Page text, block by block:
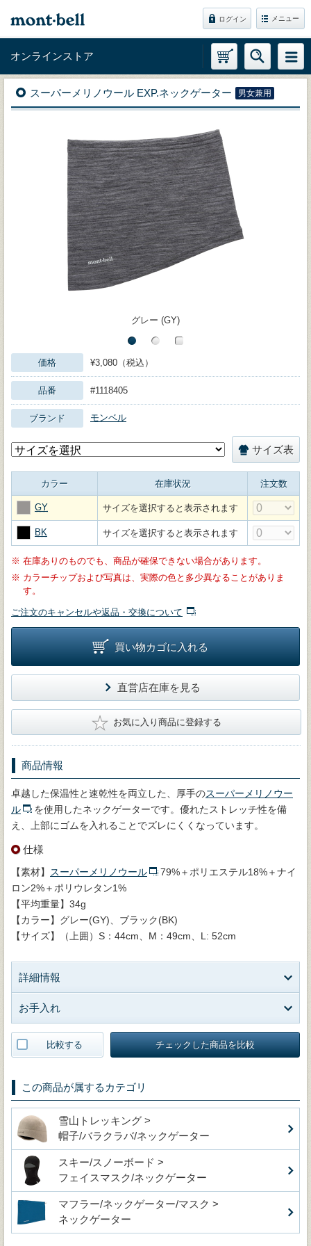
ログイン メニュー
オンラインストア
スーパーメリノウール EXP.ネックゲーター 男女兼用
グレー (GY)
価格 ¥3,080（税込）
品番 #1118405
ブランド モンベル
サイズ表
カラー 在庫状況 注文数
GY サイズを選択すると表示されます
BK サイズを選択すると表示されます
※ 在庫ありのものでも、商品が確保できない場合があります。
※ カラーチップおよび写真は、実際の色と多少異なることがありま
す。
ご注文のキャンセルや返品・交換について
買い物カゴに入れる
直営店在庫を見る
★ お気に入り商品に登録する
商品情報
卓越した保温性と速乾性を両立した、厚手のスーパーメリノウー
ル
を使用したネックゲーターです。優れたストレッチ性を備
え、上部にゴムを入れることでズレにくくなっています。
仕様
【素材】 スーパーメリノウール
79%＋ポリエステル18%＋ナイ
ロン2%＋ポリウレタン1%
【平均重量】34g
【カラー】グレー(GY)、ブラック(BK)
【サイズ】（上囲）S：44cm、M：49cm、L: 52cm
詳細情報
お手入れ
比較する チェックした商品を比較
この商品が属するカテゴリ
雪山トレッキング >
帽子/バラクラバ/ネックゲーター
スキー/スノーボード >
フェイスマスク/ネックゲーター
マフラー/ネックゲーター/マスク >
ネックゲーター